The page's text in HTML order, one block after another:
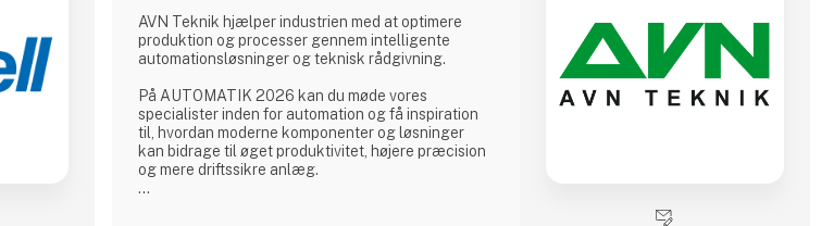
AVN Teknik hjælper industrien med at optimere
produktion og processer gennem intelligente
automationsløsninger og teknisk rådgivning.
På AUTOMATIK 2026 kan du møde vores
specialister inden for automation og få inspiration
til, hvordan moderne komponenter og løsninger
kan bidrage til øget produktivitet, højere præcision
og mere driftssikre anlæg.